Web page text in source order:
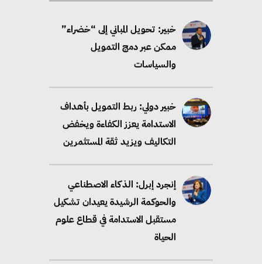
خبير: تحويل المباني إلى “خضراء”
ممكن عبر دمج التمويل
والسياسات
خبير دولي: ربط التمويل بأهداف
الاستدامة يعزز الكفاءة ويخفض
التكاليف ويزيد ثقة المستثمرين
إنجرد إبرل: الذكاء الاصطناعي
والحوكمة الرشيدة يعيدان تشكيل
مستقبل الاستدامة في قطاع علوم
الحياة